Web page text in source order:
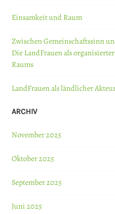
Einsamkeit und Raum
Zwischen Gemeinschaftssinn
Die LandFrauen als
Raums
LandFrauen als ländlicher
ARCHIV
November 2025
Oktober 2025
September 2025
Juni 2025